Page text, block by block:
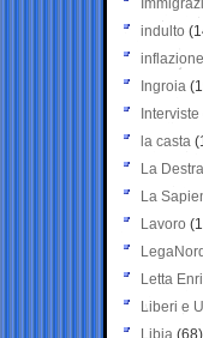
indulto
inflazione
Ingroia
Interviste
la casta
La Destra
La
Lavoro
LegaNord
Letta
Liberi e
Libia (68)